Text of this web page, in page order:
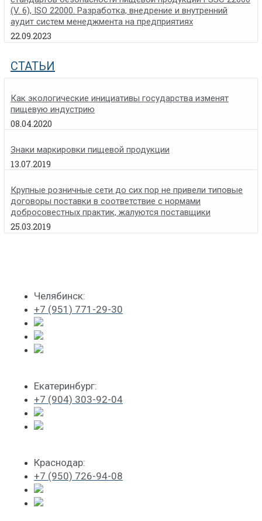
(V. 6), ISO 22000. Разработка, внедрение и внутренний
аудит систем менеджмента на предприятиях
22.09.2023
СТАТЬИ
Как экологические инициативы государства изменят
пищевую индустрию
08.04.2020
Знаки маркировки пищевой продукции
13.07.2019
Крупные розничные сети до сих пор не привели типовые
договоры поставки в соответствие с нормами
добросовестных практик, жалуются поставщики
25.03.2019
Челябинск:
+7 (951) 771-29-30
Екатеринбург:
+7 (904) 303-92-04
Краснодар:
+7 (950) 726-94-08